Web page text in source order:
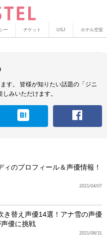
ー チケット USJ ホテル空室
す。
皆様が知りたい話題の「ジニ
みいただけます。
ィのプロフィール＆声優情報！
2021/04/07
き替え声優14選！アナ雪の声優
優に挑戦
2021/08/31